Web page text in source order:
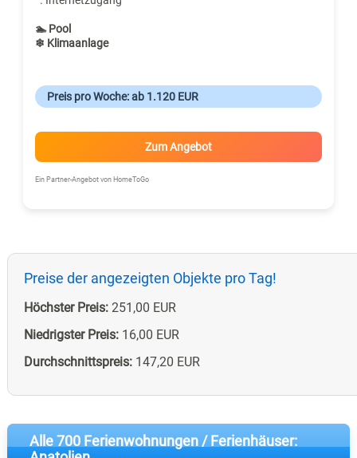
🏊 Pool
❄ Klimaanlage
Preis pro Woche: ab 1.120 EUR
Zum Angebot
Ein Partner-Angebot von HomeToGo
Preise der angezeigten Objekte pro Tag!
Höchster Preis:251,00 EUR
Niedrigster Preis:16,00 EUR
Durchschnittspreis:147,20 EUR
Alle 700 Ferienwohnungen / Ferienhäuser: